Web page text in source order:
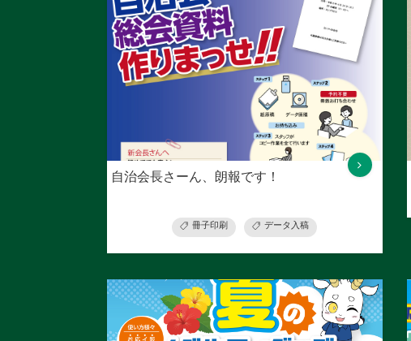
自治会長さーん、朗報です！
冊子印刷 データ入稿